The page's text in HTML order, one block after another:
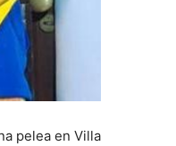
pelea en Villa